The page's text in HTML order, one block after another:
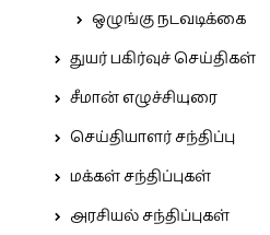
ஒழுங்கு நடவடிக்கை
துயர் பகிர்வுச் செய்திகள்
சீமான் எழுச்சியுரை
செய்தியாளர் சந்திப்பு
மக்கள் சந்திப்புகள்
அரசியல் சந்திப்புகள்